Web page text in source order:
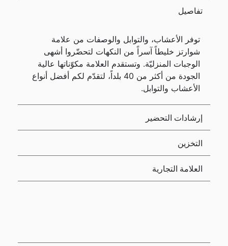
تفاصيل
توفر الأعشاب، والتوابل والوصفات من علامة
شوارتز خليطاً آسراً من النكهات لتحضّروا أشهى
الوجبات المنزليّة. وتستقدم العلامة مكوّناتها عالية
الجودة من أكثر من 40 بلداً، لتقدّم لكم أفضل أنواع
الأعشاب والتوابل.
إرشادات التحضير
التخزين
العلامة التجارية